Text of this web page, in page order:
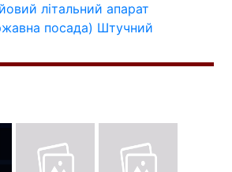
літальний апарат
посада) Штучний